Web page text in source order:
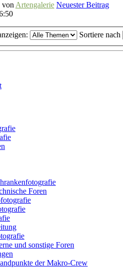
von Artengalerie Neuester Beitrag
Sortiere nach
Foren
und sonstige Foren
der Makro-Crew